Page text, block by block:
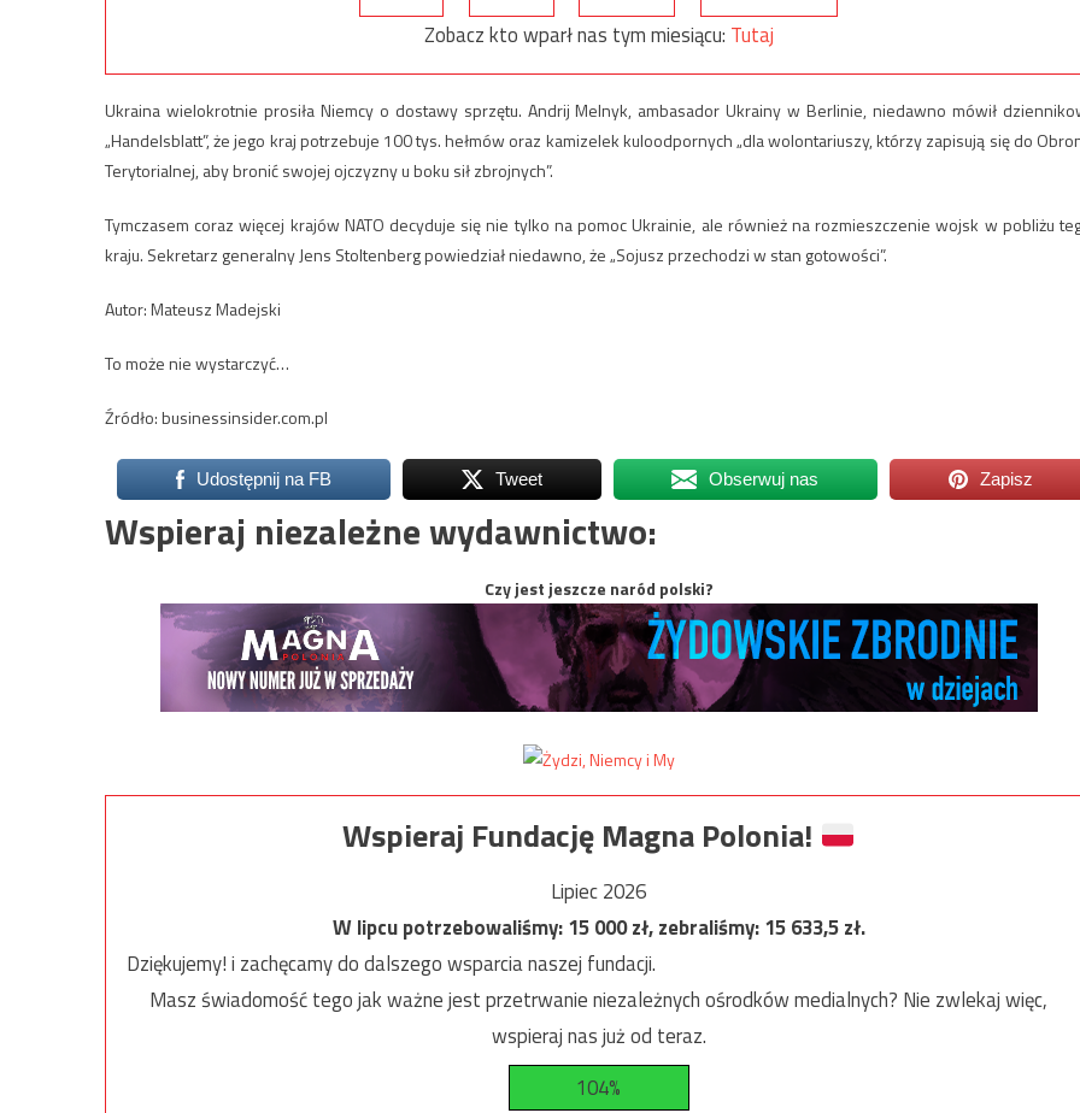
Zobacz kto wparł nas tym miesiącu: Tutaj
Ukraina wielokrotnie prosiła Niemcy o dostawy sprzętu. Andrij Melnyk, ambasador Ukrainy w Berlinie, niedawno mówił
„Handelsblatt”, że jego kraj potrzebuje 100 tys. hełmów oraz kamizelek kuloodpornych „dla wolontariuszy, którzy zapisują się do
Terytorialnej, aby bronić swojej ojczyzny u boku sił zbrojnych”.
Tymczasem coraz więcej krajów NATO decyduje się nie tylko na pomoc Ukrainie, ale również na rozmieszczenie wojsk w pobliżu
kraju. Sekretarz generalny Jens Stoltenberg powiedział niedawno, że „Sojusz przechodzi w stan gotowości”.
Autor: Mateusz Madejski
To może nie wystarczyć…
Źródło: businessinsider.com.pl
Udostępnij na FB Tweet Obserwuj nas Zapisz
Wspieraj niezależne wydawnictwo:
Czy jest jeszcze naród polski?
Wspieraj Fundację Magna Polonia!
Lipiec 2026
W lipcu potrzebowaliśmy:15 000zł, zebraliśmy:15 633,5zł.
Dziękujemy! i zachęcamy do dalszego wsparcia naszej fundacji.
Masz świadomość tego jak ważne jest przetrwanie niezależnych ośrodków medialnych? Nie zwlekaj więc,
wspieraj nas już od teraz.
104%